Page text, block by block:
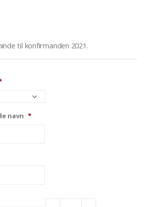
til konfirmanden 2021.
navn *